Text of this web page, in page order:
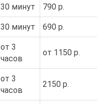
30 минут 790 р.
30 минут 690 р.
от 3
часов
от 1150 р.
от 3
часов
2150 р.